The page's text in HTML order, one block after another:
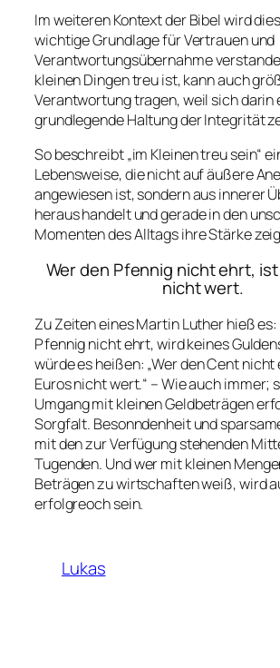
Im weiteren Kontext der Bibel wird
wichtige Grundlage für Vertrauen und
Verantwortungsübernahme
kleinen Dingen treu ist, kann auch
Verantwortung tragen, weil sich darin
grundlegende Haltung der Integrität
So beschreibt „im Kleinen treu sein“
Lebensweise, die nicht auf äußere
angewiesen ist, sondern aus innerer
heraus handelt und gerade in den
Momenten des Alltags ihre Stärke
Wer den Pfennig nicht ehrt,
nicht wert.
Zu Zeiten eines Martin Luther hieß es:
Pfennig nicht ehrt, wird keines
würde es heißen: „Wer den Cent
Euros nicht wert.“ – Wie auch immer;
Umgang mit kleinen Geldbeträgen
Sorgfalt. Besonndenheit und
mit den zur Verfügung stehenden
Tugenden. Und wer mit kleinen
Beträgen zu wirtschaften weiß, wird
erfolgreoch sein.
Lukas